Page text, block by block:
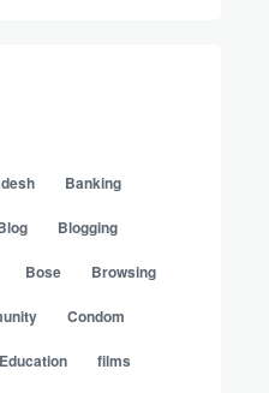
Banking
Blogging
Bose Browsing
Condom
Education films